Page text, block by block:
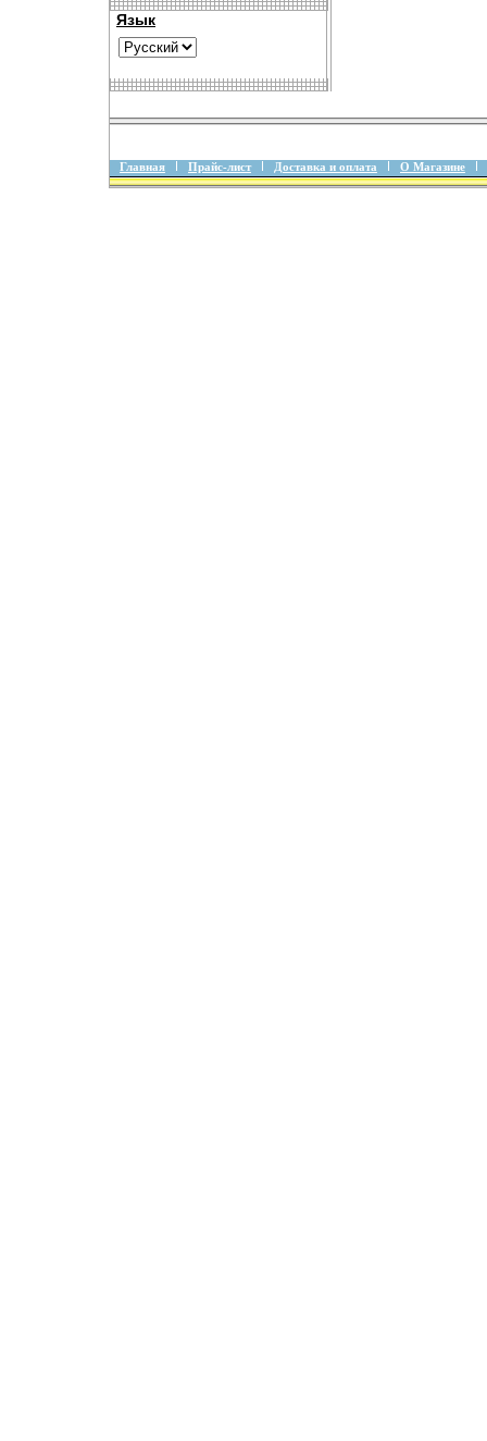
Язык
Главная Прайс-лист Доставка и оплата О Магазине